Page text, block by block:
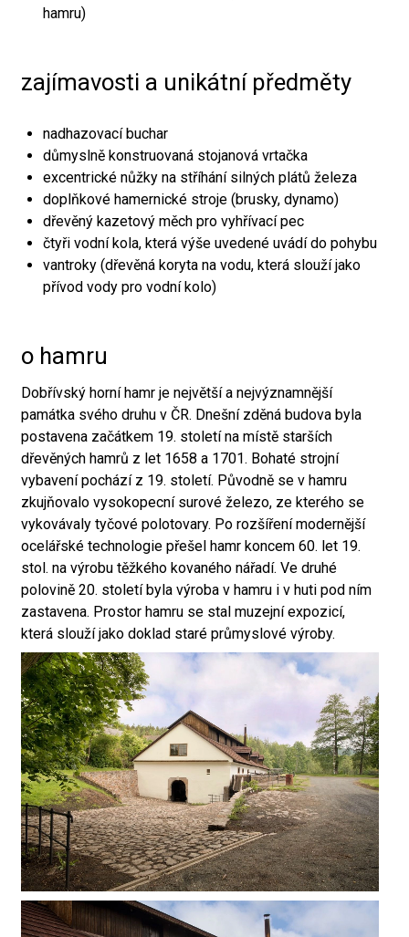
hamru)
zajímavosti a unikátní předměty
nadhazovací buchar
důmyslně konstruovaná stojanová vrtačka
excentrické nůžky na stříhání silných plátů železa
doplňkové hamernické stroje (brusky, dynamo)
dřevěný kazetový měch pro vyhřívací pec
čtyři vodní kola, která výše uvedené uvádí do pohybu
vantroky (dřevěná koryta na vodu, která slouží jako
přívod vody pro vodní kolo)
o hamru
Dobřívský horní hamr je největší a nejvýznamnější
památka svého druhu v ČR. Dnešní zděná budova byla
postavena začátkem 19. století na místě starších
dřevěných hamrů z let 1658 a 1701. Bohaté strojní
vybavení pochází z 19. století. Původně se v hamru
zkujňovalo vysokopecní surové železo, ze kterého se
vykovávaly tyčové polotovary. Po rozšíření modernější
ocelářské technologie přešel hamr koncem 60. let 19.
stol. na výrobu těžkého kovaného nářadí. Ve druhé
polovině 20. století byla výroba v hamru i v huti pod ním
zastavena. Prostor hamru se stal muzejní expozicí,
která slouží jako doklad staré průmyslové výroby.